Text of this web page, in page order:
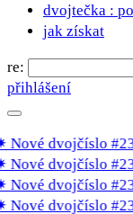
dvojtečka :
jak získat
re:
přihlášení
dvojčíslo
dvojčíslo
dvojčíslo
dvojčíslo